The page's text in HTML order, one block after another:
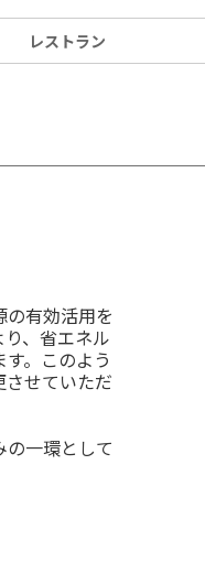
レストラン
有効活用を
、省エネル
。このよう
せていただ
一環として